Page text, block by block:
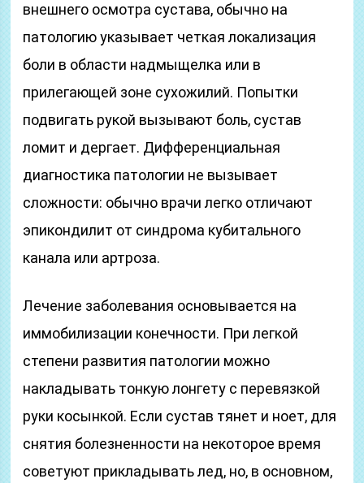
внешнего осмотра сустава, обычно на
патологию указывает четкая локализация
боли в области надмыщелка или в
прилегающей зоне сухожилий. Попытки
подвигать рукой вызывают боль, сустав
ломит и дергает. Дифференциальная
диагностика патологии не вызывает
сложности: обычно врачи легко отличают
эпикондилит от синдрома кубитального
канала или артроза.
Лечение заболевания основывается на
иммобилизации конечности. При легкой
степени развития патологии можно
накладывать тонкую лонгету с перевязкой
руки косынкой. Если сустав тянет и ноет, для
снятия болезненности на некоторое время
советуют прикладывать лед, но, в основном,